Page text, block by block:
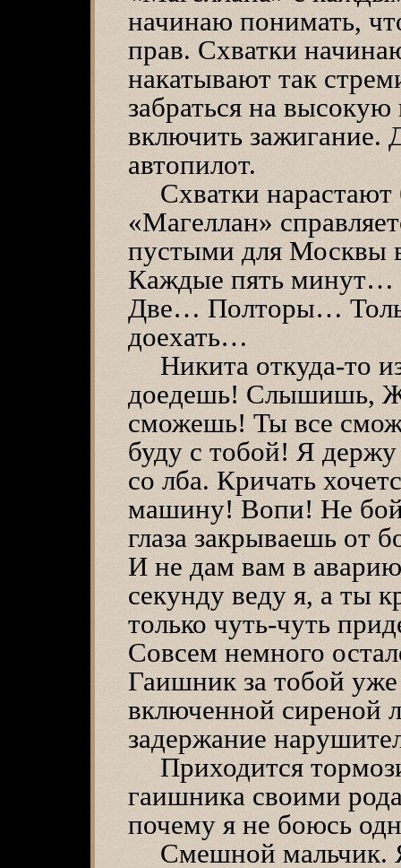
начинаю понимать,
прав. Схватки
накатывают так
забраться на
включить зажигание.
автопилот.
Схватки
«Магеллан»
пустыми для Москвы
Каждые пять
Две… Полторы…
доехать…
Никита откуда-то
доедешь! Слышишь,
сможешь! Ты все
буду с тобой! Я
со лба. Кричать
машину! Вопи! Не
глаза закрываешь от
И не дам вам в
секунду веду я, а ты
только чуть-чуть
Совсем немного
Гаишник за тобой уже
включенной сиреной
задержание
Приходится
гаишника своими
почему я не боюсь
Смешной мальчик.